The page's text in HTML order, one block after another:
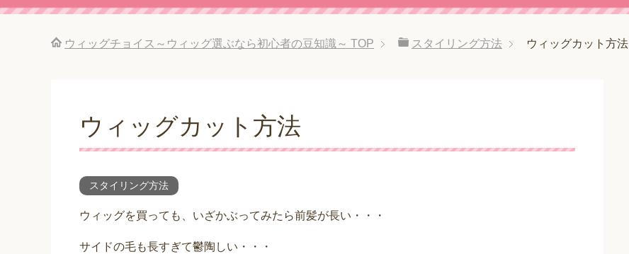
ウィッグチョイス～ウィッグ選ぶなら初心者の豆知識～ TOP スタイリング方法 ウィッグカット方法
ウィッグカット方法
スタイリング方法
ウィッグを買っても、いざかぶってみたら前髪が長い・・・
サイドの毛も長すぎて鬱陶しい・・・